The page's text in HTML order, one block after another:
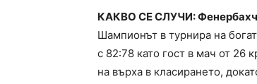
КАКВО СЕ СЛУЧИ:
Шампионът в турнира на
с 82:78 като гост в мач от 26
на върха в класирането,